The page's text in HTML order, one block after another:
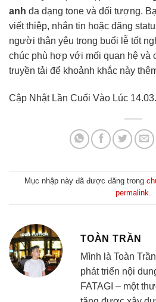
anh đa dạng tone và đối tượng.
viết thiệp, nhắn tin hoặc đăng
người thân yêu trong buổi lễ tốt
chúc phù hợp với mối quan hệ và
truyền tải để khoảnh khắc này
Cập Nhật Lần Cuối Vào Lúc
Mục nhập này đã được đăng trong
permalink.
TOÀN TRẦN
Mình là Toàn
phát triển nội
FATAGI – một